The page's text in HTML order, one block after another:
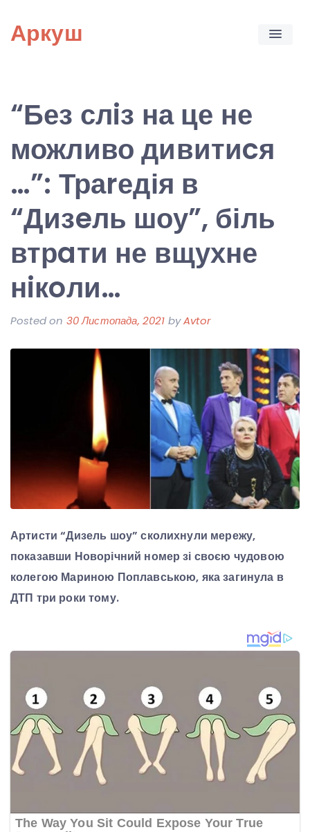
content
Аркуш
“Без слiз на це не
можливо дивитиcя
…”: Траrедія в
“Дизeль шоу”, біль
втрaти не вщухне
нiкoли…
Posted on 30 Листопада, 2021 byAvtor
Артисти “Дизель шоу” сколихнули мережу,
показавши Новорічний номер зі своєю чудовою
колегою Мариною Поплавською, яка загинула в
ДТП три роки тому.